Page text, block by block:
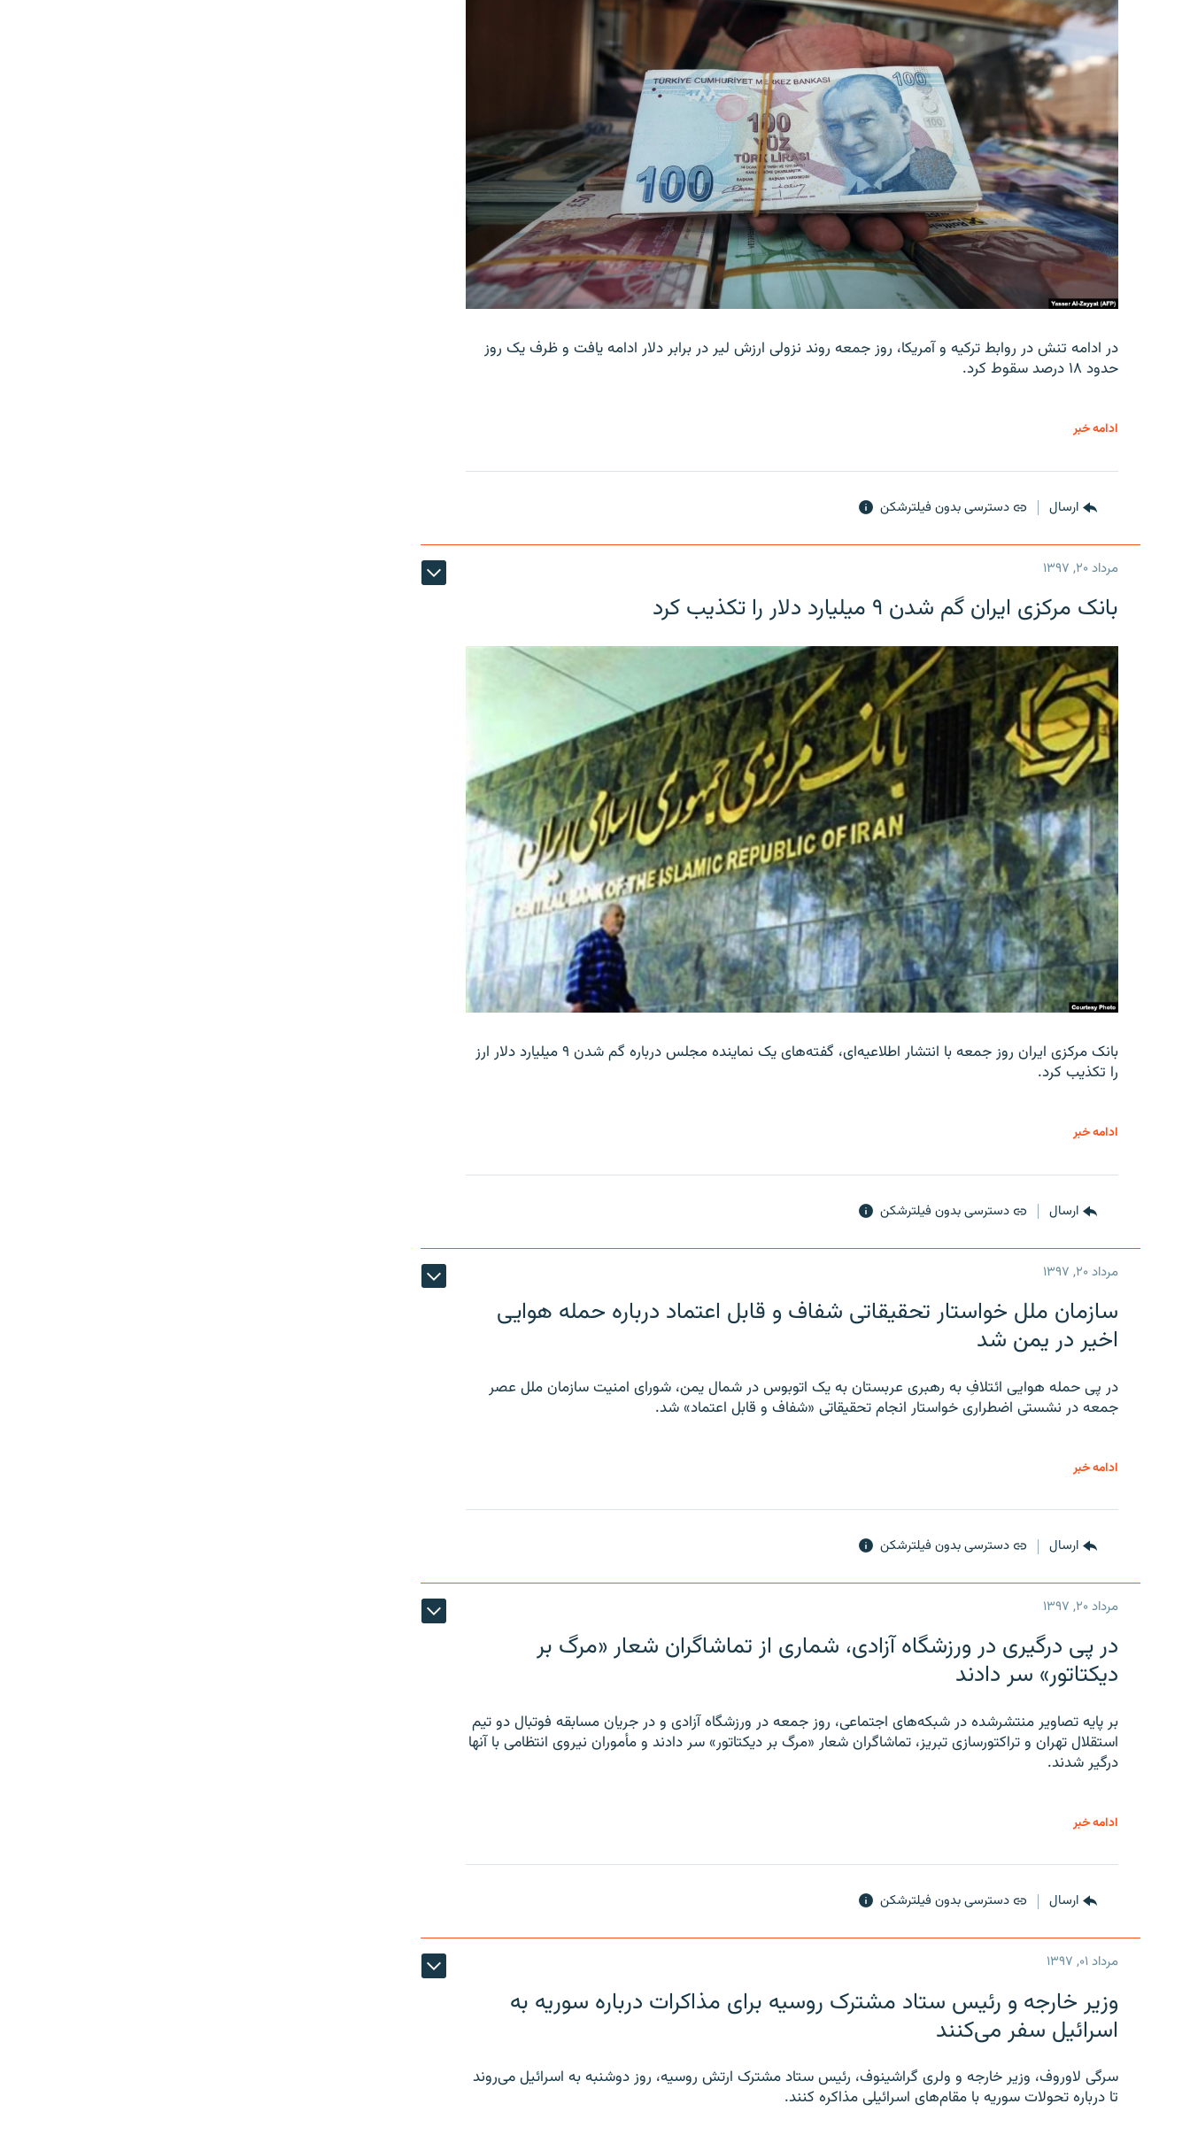
در ادامه تنش در روابط ترکیه و آمریکا، روز جمعه روند نزولی ارزش لیر در برابر دلار ادامه یافت و ظرف یک روز
حدود ۱۸ درصد سقوط کرد.
ادامه خبر
ارسال دسترسی بدون فیلترشکن
مرداد ۲۰, ۱۳۹۷
بانک مرکزی ایران گم شدن ۹ میلیارد دلار را تکذیب کرد
بانک مرکزی ایران روز جمعه با انتشار اطلاعیه‌ای، گفته‌های یک نماینده مجلس درباره گم شدن ۹ میلیارد دلار ارز
را تکذیب کرد.
ادامه خبر
ارسال دسترسی بدون فیلترشکن
مرداد ۲۰, ۱۳۹۷
سازمان ملل خواستار تحقیقاتی شفاف و قابل اعتماد درباره حمله هوایی
اخیر در یمن شد
در پی حمله هوایی ائتلافِ به رهبری عربستان به یک اتوبوس در شمال یمن، شورای امنیت سازمان ملل عصر
جمعه در نشستی اضطراری خواستار انجام تحقیقاتی «شفاف و قابل اعتماد» شد.
ادامه خبر
ارسال دسترسی بدون فیلترشکن
مرداد ۲۰, ۱۳۹۷
در پی درگیری در ورزشگاه آزادی، شماری از تماشاگران شعار «مرگ بر
دیکتاتور» سر دادند
بر پایه تصاویر منتشرشده در شبکه‌های اجتماعی، روز جمعه در ورزشگاه آزادی و در جریان مسابقه فوتبال دو تیم
استقلال تهران و تراکتورسازی تبریز، تماشاگران شعار «مرگ بر دیکتاتور» سر دادند و مأموران نیروی انتظامی با آنها
درگیر شدند.
ادامه خبر
ارسال دسترسی بدون فیلترشکن
مرداد ۰۱, ۱۳۹۷
وزیر خارجه و رئیس‌ ستاد مشترک روسیه برای مذاکرات درباره سوریه به
اسرائیل سفر می‌کنند
سرگی لاوروف، وزیر خارجه و ولری گراشینوف، رئیس ستاد مشترک ارتش روسیه، روز دوشنبه به اسرائیل می‌روند
تا درباره تحولات سوریه با مقام‌های اسرائیلی مذاکره کنند.